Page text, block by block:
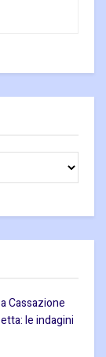
Cassazione
le indagini